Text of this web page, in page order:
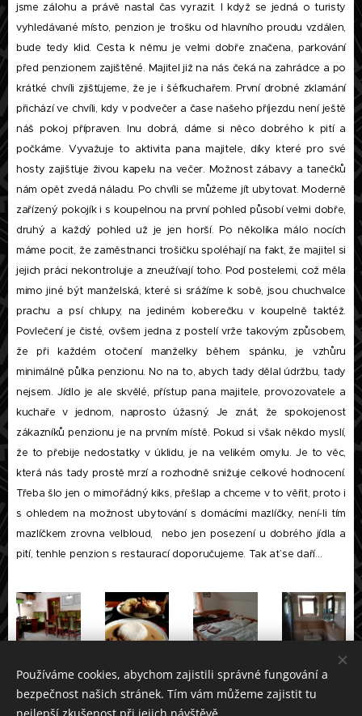
jsme zálohu a právě nastal čas vyrazit. I když se jedná o turisty
vyhledávané místo, penzion je trošku od hlavního proudu vzdálen,
bude tedy klid. Cesta k němu je velmi dobře značena, parkování
před penzionem zajištěné. Majitel již na nás čeká na zahrádce a po
krátké chvíli zjišťujeme, že je i šéfkuchařem. První drobné zklamání
přichází ve chvíli, kdy v podvečer a čase našeho příjezdu není ještě
náš pokoj přípraven. Inu dobrá, dáme si něco dobrého k pití a
počkáme. Vyvažuje to aktivita pana majitele, díky které pro své
hosty zajišťuje živou kapelu na večer. Možnost zábavy a tanečků
nám opět zvedá náladu. Po chvíli se můžeme jít ubytovat. Moderně
zařízený pokojík i s koupelnou na první pohled působí velmi dobře,
druhý a každý pohled už je jen horší. Po několika málo nocích
máme pocit, že zaměstnanci trošičku spoléhají na fakt, že majitel si
jejich práci nekontroluje a zneužívají toho. Pod postelemi, což měla
mimo jiné být manželská, které si srážíme k sobě, jsou chuchvalce
prachu a psí chlupy, na jediném koberečku v koupelně taktéž.
Povlečení je čisté, ovšem jedna z postelí vrže takovým způsobem,
že při každém otočení manželky během spánku, je vzhůru
minimálně půlka penzionu. No na to, abych tady dělal údržbu, tady
nejsem. Jídlo je ale skvělé, přístup pana majitele, provozovatele a
kuchaře v jednom, naprosto úžasný. Je znát, že spokojenost
zákazníků penzionu je na prvním místě. Pokud si však někdo myslí,
že to přebije nedostatky v úklidu, je na velikém omylu. Je to věc,
která nás tady prostě mrzí a rozhodně snižuje celkové hodnocení.
Třeba šlo jen o mimořádný kiks, přešlap a chceme v to věřit, proto i
s ohledem na možnost ubytování s domácími mazlíčky, není-li tím
mazlíčkem zrovna velbloud, nebo jen posezení u dobrého jídla a
pití, tenhle penzion s restaurací doporučujeme. Tak ať se daří...
Používáme cookies, abychom zajistili správné fungování a
bezpečnost našich stránek. Tím vám můžeme zajistit tu